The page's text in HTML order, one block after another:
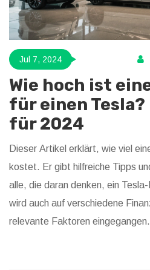
Jul 7, 2024
Wie hoch ist
für einen
für 2024
Dieser Artikel erklärt, wie viel
kostet. Er gibt hilfreiche Tipps
alle, die daran denken, ein
wird auch auf verschiedene
relevante Faktoren eingegangen.